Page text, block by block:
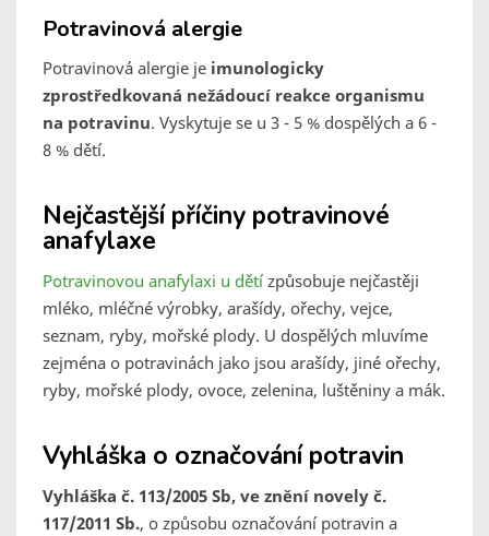
Potravinová alergie
Potravinová alergie je imunologicky
zprostředkovaná nežádoucí reakce organismu
na potravinu. Vyskytuje se u 3 - 5 % dospělých a 6 -
8 % dětí.
Nejčastější příčiny potravinové
anafylaxe
Potravinovou anafylaxi u dětí způsobuje nejčastěji
mléko, mléčné výrobky, arašídy, ořechy, vejce,
seznam, ryby, mořské plody. U dospělých mluvíme
zejména o potravinách jako jsou arašídy, jiné ořechy,
ryby, mořské plody, ovoce, zelenina, luštěniny a mák.
Vyhláška o označování potravin
Vyhláška č. 113/2005 Sb, ve znění novely č.
117/2011 Sb., o způsobu označování potravin a